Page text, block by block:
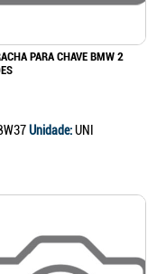
PARA CHAVE BMW 2
Unidade:UNI